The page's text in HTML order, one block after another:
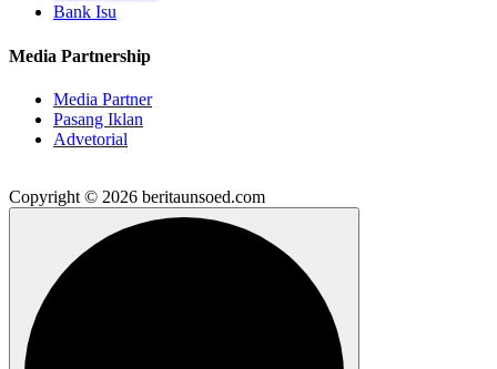
Bank Isu
Media Partnership
Media Partner
Pasang Iklan
Advetorial
Copyright © 2026 beritaunsoed.com